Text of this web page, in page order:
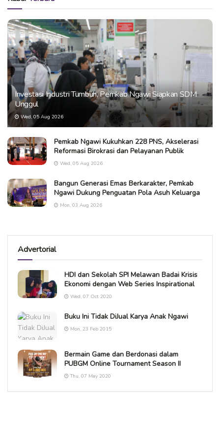
Investasi Industri Tumbuh, Pemkab Ngawi Siapkan SDM
Unggul
Wed, 05 Aug 2026
Pemkab Ngawi Kukuhkan 228 PNS, Akselerasi
Reformasi Birokrasi dan Pelayanan Publik
Wed, 05 Aug 2026
Bangun Generasi Emas Berkarakter, Pemkab
Ngawi Dukung Penguatan Pola Asuh Keluarga
Mon, 03 Aug 2026
Advertorial
HDI dan Sekolah SPI Melawan Badai Krisis
Ekonomi dengan Web Series Inspirational
Wed, 07 Oct 2020
Buku Ini Tidak DiJual Karya Anak Ngawi
Mon, 23 Feb 2015
Bermain Game dan Berdonasi dalam
PUBGM Online Tournament Season II
Thu, 07 May 2020